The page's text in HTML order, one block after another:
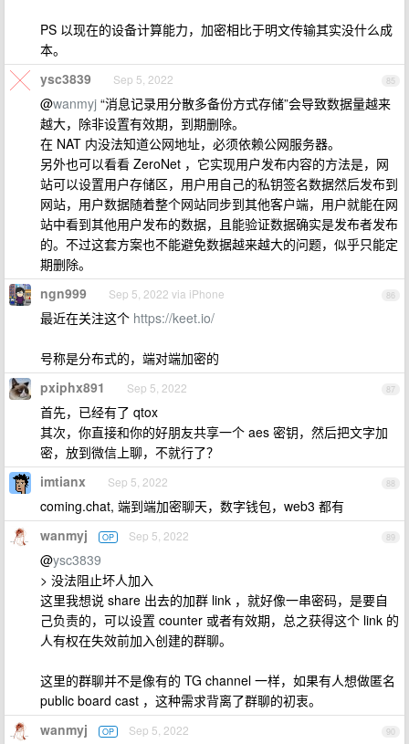
PS 以现在的设备计算能力，加密相比于明文传输其实没什么成
本。
85
ysc3839 Sep 5, 2022
@wanmyj “消息记录用分散多备份方式存储”会导致数据量越来
越大，除非设置有效期，到期删除。
在 NAT 内没法知道公网地址，必须依赖公网服务器。
另外也可以看看 Zer​oNet ，它实现用户发布内容的方法是，网
站可以设置用户存储区，用户用自己的私钥签名数据然后发布到
网站，用户数据随着整个网站同步到其他客户端，用户就能在网
站中看到其他用户发布的数据，且能验证数据确实是发布者发布
的。不过这套方案也不能避免数据越来越大的问题，似乎只能定
期删除。
86
ngn999 Sep 5, 2022 via iPhone
最近在关注这个 https://keet.io/
号称是分布式的，端对端加密的
87
pxiphx891 Sep 5, 2022
首先，已经有了 qtox
其次，你直接和你的好朋友共享一个 aes 密钥，然后把文字加
密，放到微信上聊，不就行了？
88
imtianx Sep 5, 2022
coming.chat, 端到端加密聊天，数字钱包，web3 都有
89
wanmyj OP Sep 5, 2022
@ysc3839
> 没法阻止坏人加入
这里我想说 share 出去的加群 link ，就好像一串密码，是要自
己负责的，可以设置 counter 或者有效期，总之获得这个 link 的
人有权在失效前加入创建的群聊。
这里的群聊并不是像有的 TG channel 一样，如果有人想做匿名
public board cast ，这种需求背离了群聊的初衷。
90
wanmyj OP Sep 5, 2022